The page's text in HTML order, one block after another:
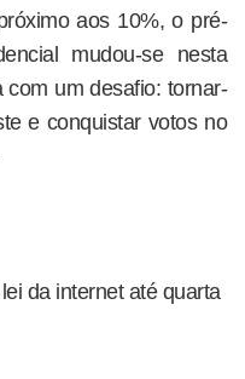
aos 10%, o pré-
mudou-se nesta
um desafio: tornar-
e conquistar votos no
da internet até quarta